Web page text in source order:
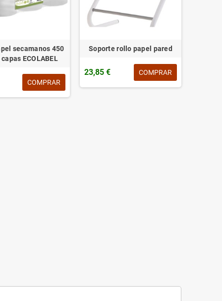
secamanos 450
ECOLABEL
COMPRAR
Soporte rollo papel pared
23,85 € COMPRAR